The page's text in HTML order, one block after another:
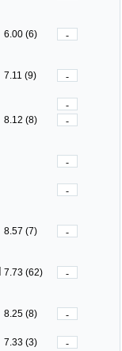
6.00 (6)
-
7.11 (9)
-
-
8.12 (8)
-
-
-
8.57 (7)
-
7.73 (62)
-
8.25 (8)
-
7.33 (3)
-